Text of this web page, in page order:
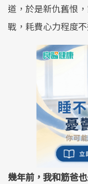
道，於是新仇舊恨
戰，耗費心力程度不
幾年前，我和筋爸